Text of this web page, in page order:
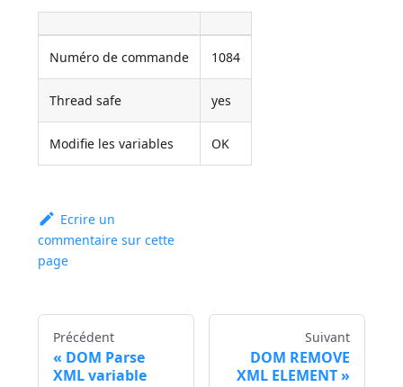
Numéro de commande 1084
Thread safe yes
Modifie les variables OK
Ecrire un
commentaire sur cette
page
Précédent
DOM Parse
XML variable
Suivant
DOM REMOVE
XML ELEMENT